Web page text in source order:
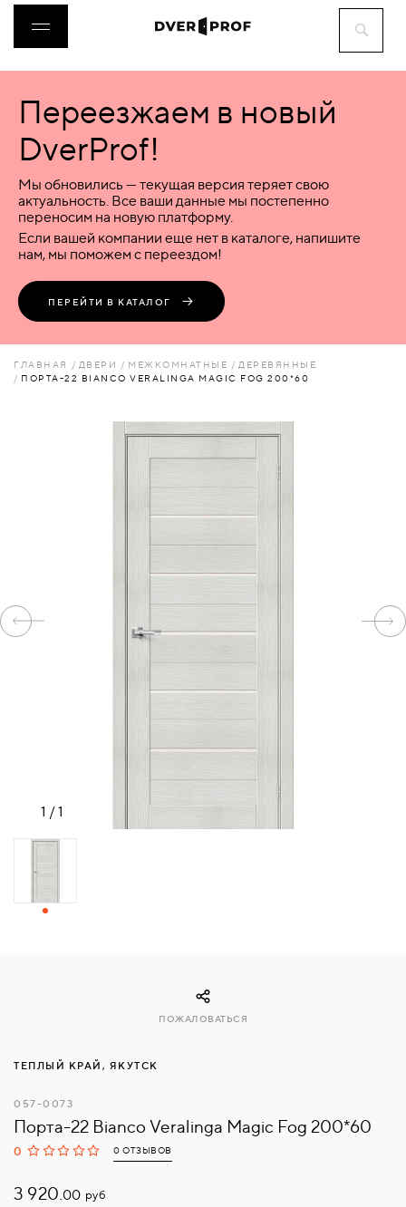
ДВЕРИ
ФУРНИТУРА
ВОРОТА
ПЕРЕГОРОДКИ
СТАТЬИ
Переезжаем в новый
DverProf!
Мы обновились — текущая версия теряет свою
актуальность. Все ваши данные мы постепенно
переносим на новую платформу.
Если вашей компании еще нет в каталоге, напишите
нам, мы поможем с переездом!
ПЕРЕЙТИ В КАТАЛОГ
ГЛАВНАЯ ДВЕРИ МЕЖКОМНАТНЫЕ
ДЕРЕВЯННЫЕ
ПОРТА-22 BIANCO VERALINGA MAGIC FOG 200*60
1 /1
ТЕПЛЫЙ КРАЙ, ЯКУТСК
057-0073
Порта-22 Bianco Veralinga Magic Fog 200*60
0 0 ОТЗЫВОВ
3 920.00 руб
ПОЖАЛОВАТЬСЯ